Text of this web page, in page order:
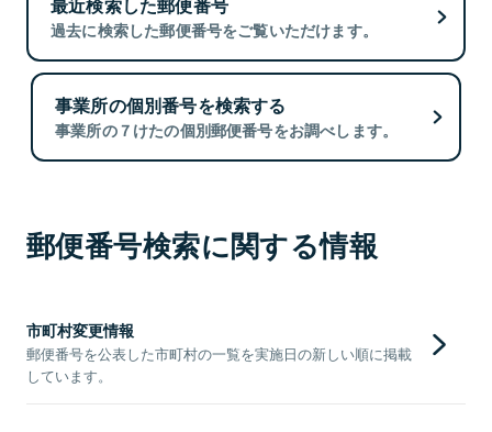
最近検索した郵便番号
過去に検索した郵便番号をご覧いただけます。
事業所の個別番号を検索する
事業所の７けたの個別郵便番号をお調べします。
郵便番号検索に関する情報
市町村変更情報
郵便番号を公表した市町村の一覧を実施日の新しい順に掲載
しています。